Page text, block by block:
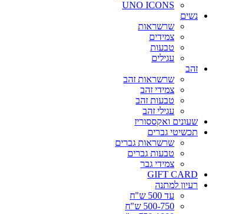
UNO ICONS
נשים
שרשראות
צמידים
טבעות
עגילים
זהב
שרשראות זהב
צמידי זהב
טבעות זהב
עגילי זהב
שעונים ואקססוריז
תכשיטי גברים
שרשראות גברים
טבעות גברים
צמידי גבר
GIFT CARD
רעיון למתנה
עד 500 ש"ח
500-750 ש"ח